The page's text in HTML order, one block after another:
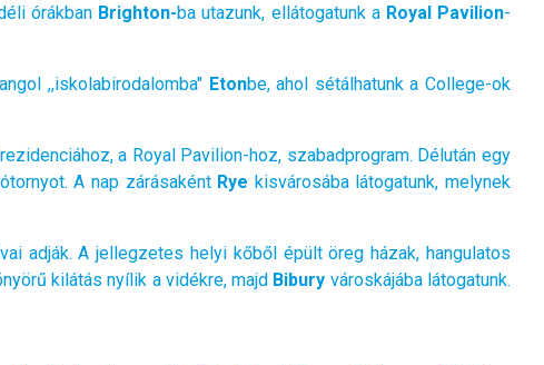
órákban Brighton-ba utazunk, ellátogatunk a Royal Pavilion-
,,iskolabirodalomba" Etonbe, ahol sétálhatunk a College-ok
a Royal Pavilion-hoz, szabadprogram. Délután egy
A nap zárásaként Rye kisvárosába látogatunk, melynek
adják. A jellegzetes helyi kőből épült öreg házak, hangulatos
kilátás nyílik a vidékre, majd Bibury városkájába látogatunk.